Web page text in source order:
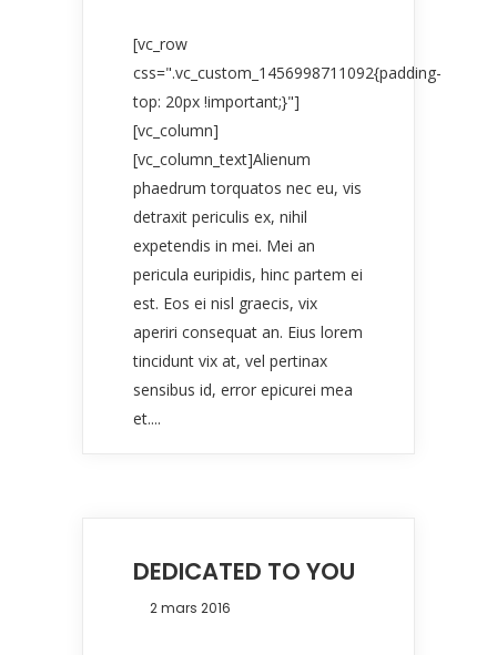
[vc_row
css=".vc_custom_1456998711092{padding-
top: 20px !important;}"]
[vc_column]
[vc_column_text]Alienum
phaedrum torquatos nec eu, vis
detraxit periculis ex, nihil
expetendis in mei. Mei an
pericula euripidis, hinc partem ei
est. Eos ei nisl graecis, vix
aperiri consequat an. Eius lorem
tincidunt vix at, vel pertinax
sensibus id, error epicurei mea
et....
DEDICATED TO YOU
2 mars 2016